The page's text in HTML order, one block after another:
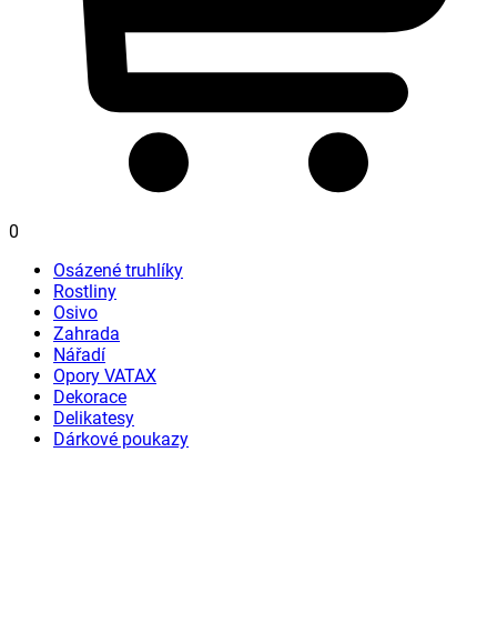
0
Osázené truhlíky
Rostliny
Osivo
Zahrada
Nářadí
Opory VATAX
Dekorace
Delikatesy
Dárkové poukazy